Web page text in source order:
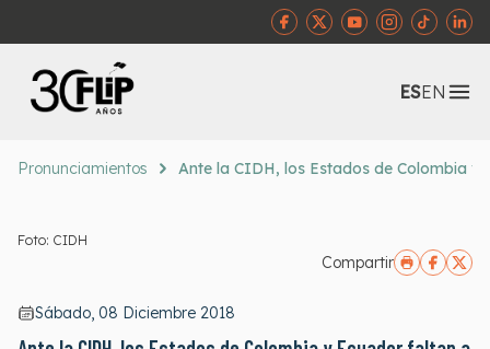
ESEN
Pronunciamientos Ante la CIDH, los Estados de Colombia
Foto: CIDH
Compartir
Sábado, 08 Diciembre 2018